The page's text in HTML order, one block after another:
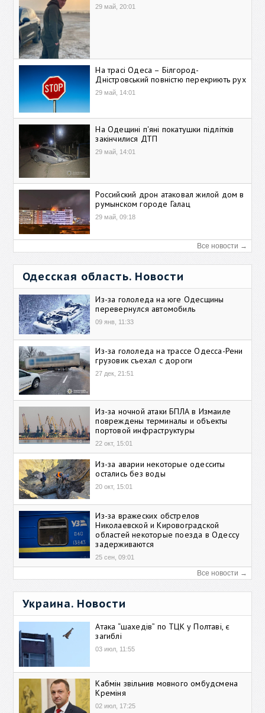
29 май, 20:01
На трасі Одеса – Білгород-
Дністровський повністю перекриють рух
29 май, 14:01
На Одещині п'яні покатушки підлітків
закінчилися ДТП
29 май, 14:01
Российский дрон атаковал жилой дом в
румынском городе Галац
29 май, 09:18
Все новости →
Одесская область. Новости
Из-за гололеда на юге Одесщины
перевернулся автомобиль
09 янв, 11:33
Из-за гололеда на трассе Одесса-Рени
грузовик съехал с дороги
27 дек, 21:51
Из-за ночной атаки БПЛА в Измаиле
повреждены терминалы и объекты
портовой инфраструктуры
22 окт, 15:01
Из-за аварии некоторые одесситы
остались без воды
20 окт, 15:01
Из-за вражеских обстрелов
Николаевской и Кировоградской
областей некоторые поезда в Одессу
задерживаются
25 сен, 09:01
Все новости →
Украина. Новости
Атака “шахедів” по ТЦК у Полтаві, є
загиблі
03 июл, 11:55
Кабмін звільнив мовного омбудсмена
Креміня
02 июл, 17:25